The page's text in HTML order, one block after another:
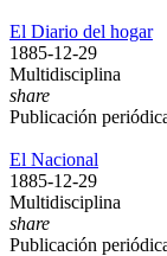
El Diario del hogar
1885-12-29
Multidisciplina
share
Publicación
El Nacional
1885-12-29
Multidisciplina
share
Publicación